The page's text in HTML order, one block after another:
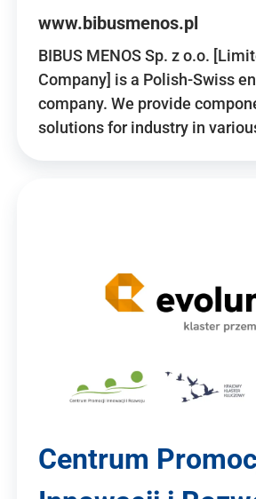
www.bibusmenos.pl
BIBUS MENOS Sp. z o.o.
Company] is a Polish-Swiss
company. We provide
solutions for industry in
Centrum